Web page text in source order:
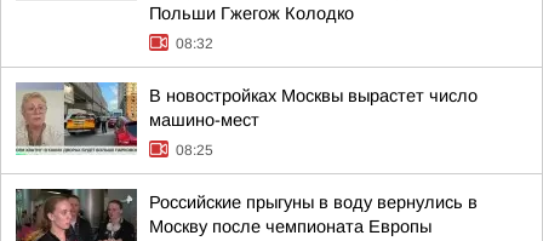
Польши Гжегож Колодко
08:32
В новостройках Москвы вырастет число
машино-мест
08:25
Российские прыгуны в воду вернулись в
Москву после чемпионата Европы